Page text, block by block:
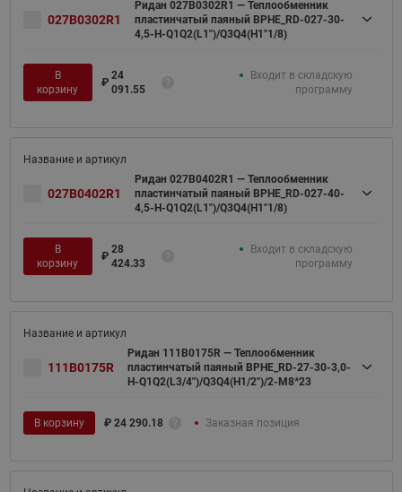
027B0302R1
Ридан 027B0302R1 — Теплообменник
пластинчатый паяный BPHE_RD-027-30-
4,5-H-Q1Q2(L1")/Q3Q4(H1"1/8)
В
корзину
₽
24
091.55
Входит в складскую
программу
027B0402R1
Ридан 027B0402R1 — Теплообменник
пластинчатый паяный BPHE_RD-027-40-
4,5-H-Q1Q2(L1")/Q3Q4(H1"1/8)
В
корзину
₽
28
424.33
Входит в складскую
программу
111B0175R
Ридан 111B0175R — Теплообменник
пластинчатый паяный BPHE_RD-27-30-3,0-
H-Q1Q2(L3/4")/Q3Q4(H1/2")/2-M8*23
В корзину ₽ 24 290.18 Заказная позиция